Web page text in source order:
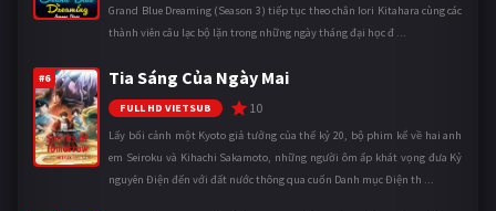
Grand Blue Dreaming (Season 3) tiếp tục theo chân Iori Kitahara cùng các
thành viên câu lạc bộ lặn trong những ngày tháng đại học đ ...
#6 Tia Sáng Của Ngày Mai
FULL HD VIETSUB 10
Lấy bối cảnh một Kyoto giả tưởng của thế kỷ 20, bộ phim kể về hai anh
em Seiroku và Kihachi Sakamoto, những người ôm ấp khát vọng đưa Kỷ
nguyên Điện đến với đất nước thông qua cuốn Danh mục Điện th ...